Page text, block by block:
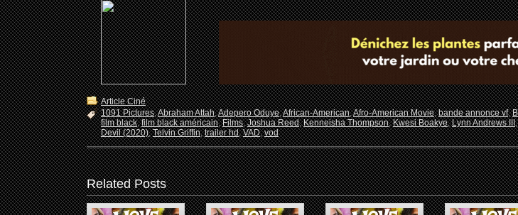
Article Ciné
1091 Pictures,Abraham Attah,Adepero Oduye,African-American,Afro-American Movie,bande annonce vf,
film black,film black américain,Films,Joshua Reed,Kenneisha Thompson,Kwesi Boakye,Lynn Andrews III
Devil (2020),Telvin Griffin,trailer hd,VAD,vod
Related Posts